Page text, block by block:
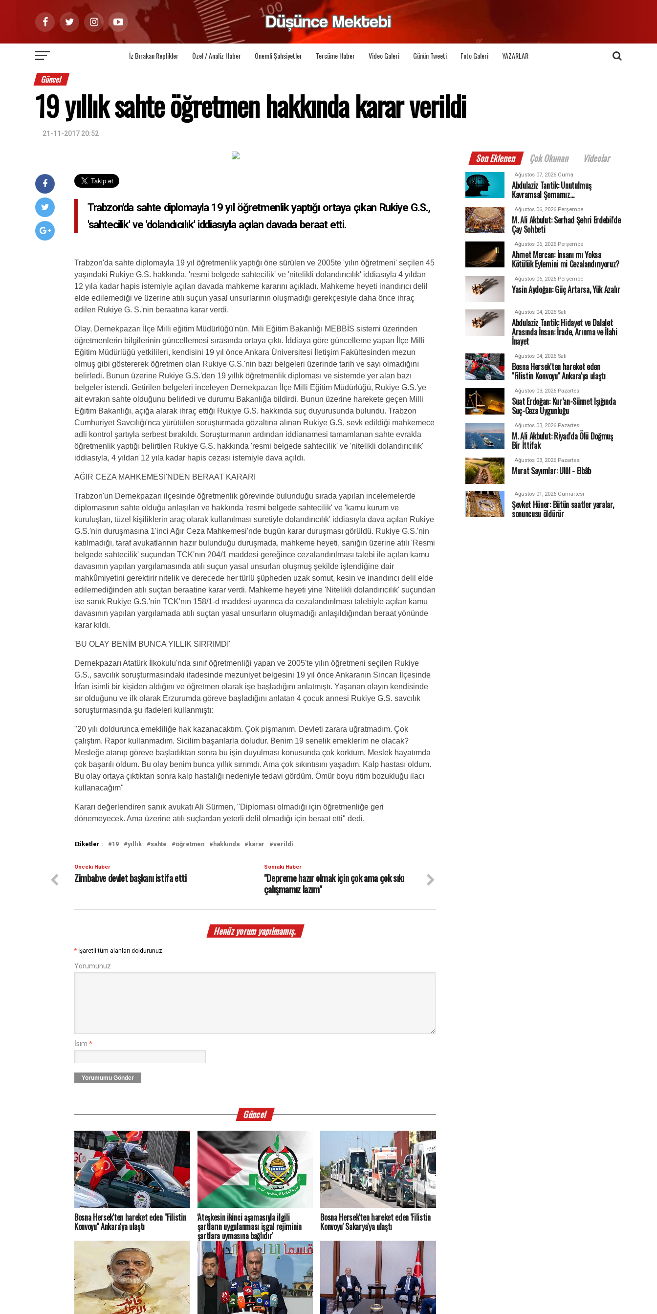
İz Bırakan Replikler Özel / Analiz Haber Önemli Şahsiyetler Tercüme Haber Video Galeri Günün Tweeti Foto Galeri YAZARLAR
Güncel
19 yıllık sahte öğretmen hakkında karar verildi
21-11-2017 20:52
Trabzon'da sahte diplomayla 19 yıl öğretmenlik yaptığı ortaya çıkan Rukiye G.S.,
'sahtecilik' ve 'dolandıcılık' iddiasıyla açılan davada beraat etti.
Trabzon'da sahte diplomayla 19 yıl öğretmenlik yaptığı öne sürülen ve 2005te 'yılın öğretmeni' seçilen 45
yaşındaki Rukiye G.S. hakkında, 'resmi belgede sahtecilik' ve 'nitelikli dolandırıcılık' iddiasıyla 4 yıldan
12 yıla kadar hapis istemiyle açılan davada mahkeme kararını açıkladı. Mahkeme heyeti inandırıcı delil
elde edilemediği ve üzerine atılı suçun yasal unsurlarının oluşmadığı gerekçesiyle daha önce ihraç
edilen Rukiye G. S.'nin beraatına karar verdi.
Olay, Dernekpazarı İlçe Milli eğitim Müdürlüğü'nün, Mili Eğitim Bakanlığı MEBBİS sistemi üzerinden
öğretmenlerin bilgilerinin güncellemesi sırasında ortaya çıktı. İddiaya göre güncelleme yapan İlçe Milli
Eğitim Müdürlüğü yetkilileri, kendisini 19 yıl önce Ankara Üniversitesi İletişim Fakültesinden mezun
olmuş gibi göstererek öğretmen olan Rukiye G.S.'nin bazı belgeleri üzerinde tarih ve sayı olmadığını
belirledi. Bunun üzerine Rukiye G.S.'den 19 yıllık öğretmenlik diploması ve sistemde yer alan bazı
belgeler istendi. Getirilen belgeleri inceleyen Dernekpazarı İlçe Milli Eğitim Müdürlüğü, Rukiye G.S.'ye
ait evrakın sahte olduğunu belirledi ve durumu Bakanlığa bildirdi. Bunun üzerine harekete geçen Milli
Eğitim Bakanlığı, açığa alarak ihraç ettiği Rukiye G.S. hakkında suç duyurusunda bulundu. Trabzon
Cumhuriyet Savcılığı'nca yürütülen soruşturmada gözaltına alınan Rukiye G.S, sevk edildiği mahkemece
adli kontrol şartıyla serbest bırakıldı. Soruşturmanın ardından iddianamesi tamamlanan sahte evrakla
öğretmenlik yaptığı belirtilen Rukiye G.S. hakkında 'resmi belgede sahtecilik' ve 'nitelikli dolandırıcılık'
iddiasıyla, 4 yıldan 12 yıla kadar hapis cezası istemiyle dava açıldı.
AĞIR CEZA MAHKEMESİ'NDEN BERAAT KARARI
Trabzon'un Dernekpazarı ilçesinde öğretmenlik görevinde bulunduğu sırada yapılan incelemelerde
diplomasının sahte olduğu anlaşılan ve hakkında 'resmi belgede sahtecilik' ve 'kamu kurum ve
kuruluşları, tüzel kişiliklerin araç olarak kullanılması suretiyle dolandırıcılık' iddiasıyla dava açılan Rukiye
G.S.'nin duruşmasına 1'inci Ağır Ceza Mahkemesi'nde bugün karar duruşması görüldü. Rukiye G.S.'nin
katılmadığı, taraf avukatlarının hazır bulunduğu duruşmada, mahkeme heyeti, sanığın üzerine atılı 'Resmi
belgede sahtecilik' suçundan TCK'nın 204/1 maddesi gereğince cezalandırılması talebi ile açılan kamu
davasının yapılan yargılamasında atılı suçun yasal unsurları oluşmuş şekilde işlendiğine dair
mahkûmiyetini gerektirir nitelik ve derecede her türlü şüpheden uzak somut, kesin ve inandırıcı delil elde
edilemediğinden atılı suçtan beraatine karar verdi. Mahkeme heyeti yine 'Nitelikli dolandırıcılık' suçundan
ise sanık Rukiye G.S.'nin TCK'nın 158/1-d maddesi uyarınca da cezalandırılması talebiyle açılan kamu
davasının yapılan yargılamada atılı suçtan yasal unsurların oluşmadığı anlaşıldığından beraat yönünde
karar kıldı.
'BU OLAY BENİM BUNCA YILLIK SIRRIMDI'
Dernekpazarı Atatürk İlkokulu'nda sınıf öğretmenliği yapan ve 2005'te yılın öğretmeni seçilen Rukiye
G.S., savcılık soruşturmasındaki ifadesinde mezuniyet belgesini 19 yıl önce Ankaranın Sincan İlçesinde
İrfan isimli bir kişiden aldığını ve öğretmen olarak işe başladığını anlatmıştı. Yaşanan olayın kendisinde
sır olduğunu ve ilk olarak Erzurumda göreve başladığını anlatan 4 çocuk annesi Rukiye G.S. savcılık
soruşturmasında şu ifadeleri kullanmıştı:
"20 yılı doldurunca emekliliğe hak kazanacaktım. Çok pişmanım. Devleti zarara uğratmadım. Çok
çalıştım. Rapor kullanmadım. Sicilim başarılarla doludur. Benim 19 senelik emeklerim ne olacak?
Mesleğe atanıp göreve başladıktan sonra bu işin duyulması konusunda çok korktum. Meslek hayatımda
çok başarılı oldum. Bu olay benim bunca yıllık sırrımdı. Ama çok sıkıntısını yaşadım. Kalp hastası oldum.
Bu olay ortaya çıktıktan sonra kalp hastalığı nedeniyle tedavi gördüm. Ömür boyu ritim bozukluğu ilacı
kullanacağım"
Kararı değerlendiren sanık avukatı Ali Sürmen, "Diploması olmadığı için öğretmenliğe geri
dönemeyecek. Ama üzerine atılı suçlardan yeterli delil olmadığı için beraat etti" dedi.
Etiketler : 19 yıllık sahte öğretmen hakkında karar verildi
Önceki Haber
Zimbabve devlet başkanı istifa etti
Sonraki Haber
"Depreme hazır olmak için çok ama çok sıkı
çalışmamız lazım"
Henüz yorum yapılmamış.
* İşaretli tüm alanları doldurunuz.
Yorumunuz
İsim *
Yorumumu Gönder
Güncel
Bosna Hersek'ten hareket eden "Filistin
Konvoyu" Ankara'ya ulaştı
'Ateşkesin ikinci aşamasıyla ilgili
şartların uygulanması işgal rejiminin
şartlara uymasına bağlıdır'
Bosna Hersek'ten hareket eden 'Filistin
Konvoyu' Sakarya'ya ulaştı
Son Eklenen Çok Okunan Videolar
Ağustos 07, 2026 Cuma
Abdulaziz Tantik: Unutulmuş
Kavramsal Şemamız…
Ağustos 06, 2026 Perşembe
M. Ali Akbulut: Serhad Şehri Erdebil'de
Çay Sohbeti
Ağustos 06, 2026 Perşembe
Ahmet Mercan: İnsanı mı Yoksa
Kötülük Eylemini mi Cezalandırıyoruz?
Ağustos 06, 2026 Perşembe
Yasin Aydoğan: Güç Artarsa, Yük Azalır
Ağustos 04, 2026 Salı
Abdulaziz Tantik: Hidayet ve Dalalet
Arasında İnsan: İrade, Arınma ve İlahi
İnayet
Ağustos 04, 2026 Salı
Bosna Hersek'ten hareket eden
"Filistin Konvoyu" Ankara'ya ulaştı
Ağustos 03, 2026 Pazartesi
Suat Erdoğan: Kur’an-Sünnet Işığında
Suç-Ceza Uygunluğu
Ağustos 03, 2026 Pazartesi
M. Ali Akbulut: Riyad'da Ölü Doğmuş
Bir İttifak
Ağustos 03, 2026 Pazartesi
Murat Sayımlar: Ulûl - Elbâb
Ağustos 01, 2026 Cumartesi
Şevket Hüner: Bütün saatler yaralar,
sonuncusu öldürür